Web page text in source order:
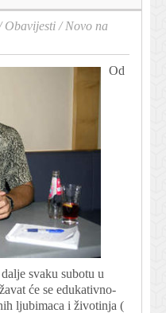
Obavijesti /Novo na
Od
svaku subotu u
će se edukativno-
ljubimaca i životinja (